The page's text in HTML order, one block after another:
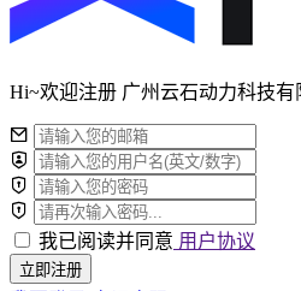
Hi~欢迎注册 广州云石动力科技有
我已阅读并同意 用户协议
立即注册